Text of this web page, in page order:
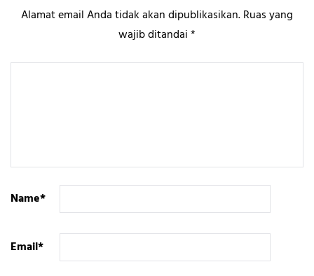
Alamat email Anda tidak akan dipublikasikan.Ruas yang
wajib ditandai*
Name*
Email*